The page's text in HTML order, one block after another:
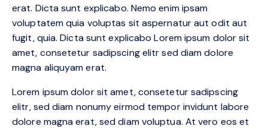
erat. Dicta sunt explicabo. Nemo enim ipsam
voluptatem quia voluptas sit aspernatur aut odit aut
fugit, quia. Dicta sunt explicabo Lorem ipsum dolor sit
amet, consetetur sadipscing elitr sed diam dolore
magna aliquyam erat.
Lorem ipsum dolor sit amet, consetetur sadipscing
elitr, sed diam nonumy eirmod tempor invidunt labore
dolore magna erat, sed diam voluptua. At vero eos et